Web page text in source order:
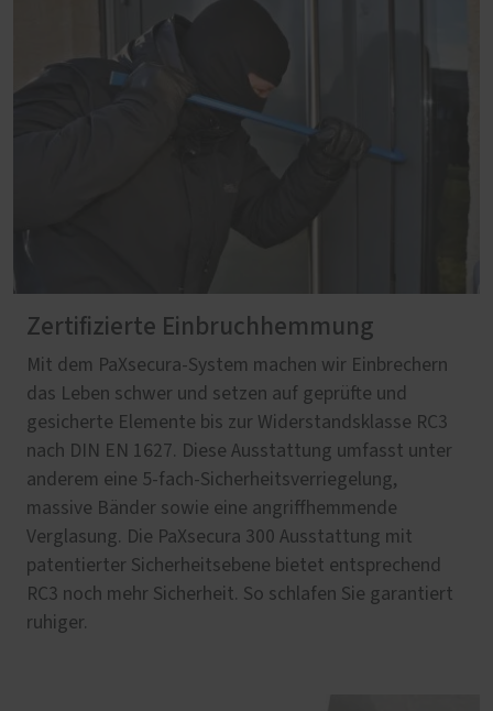
Zertifizierte Einbruchhemmung
Mit dem PaXsecura-System machen wir Einbrechern
das Leben schwer und setzen auf geprüfte und
gesicherte Elemente bis zur Widerstandsklasse RC3
nach DIN EN 1627. Diese Ausstattung umfasst unter
anderem eine 5-fach-Sicherheitsverriegelung,
massive Bänder sowie eine angriffhemmende
Verglasung. Die PaXsecura 300 Ausstattung mit
patentierter Sicherheitsebene bietet entsprechend
RC3 noch mehr Sicherheit. So schlafen Sie garantiert
ruhiger.